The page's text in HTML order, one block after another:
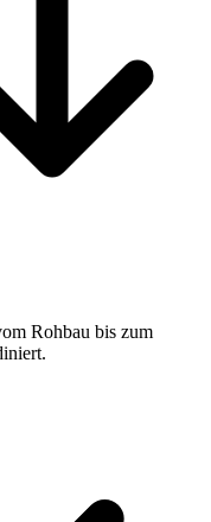
Rohbau bis zum